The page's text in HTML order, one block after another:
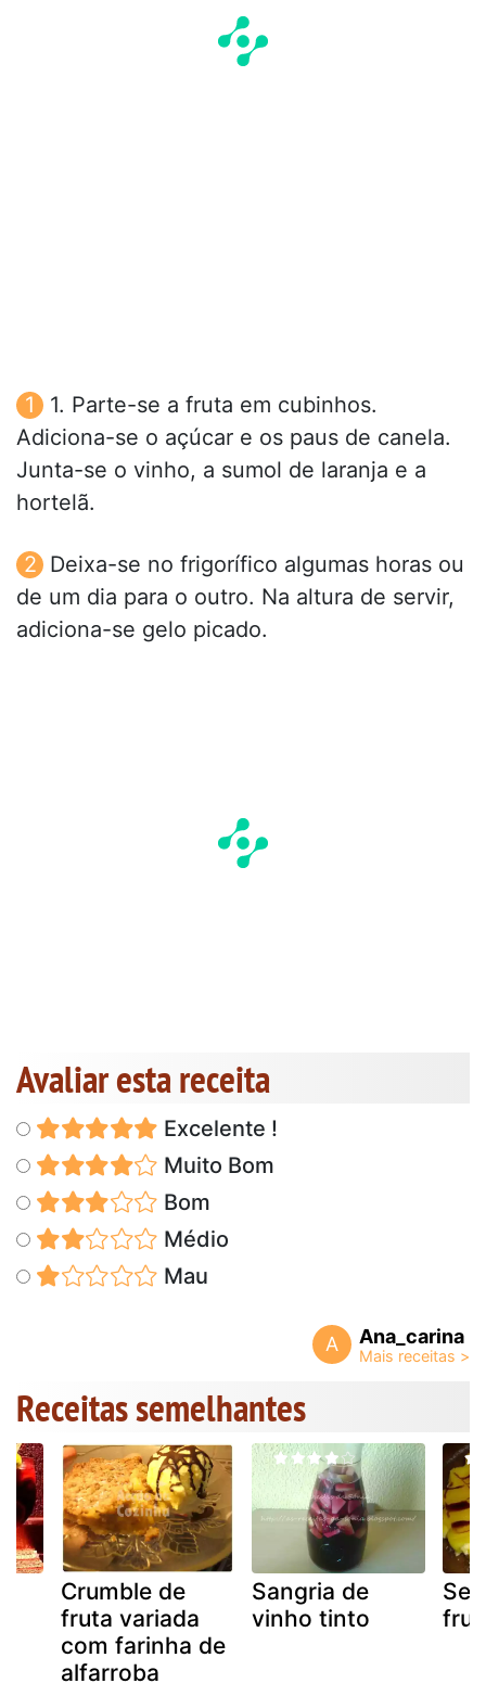
1. Parte-se a fruta em cubinhos.
Adiciona-se o açúcar e os paus de canela.
Junta-se o vinho, a sumol de laranja e a
hortelã.
Deixa-se no frigorífico algumas horas ou
de um dia para o outro. Na altura de servir,
adiciona-se gelo picado.
Avaliar esta receita
Excelente !
Muito Bom
Bom
Médio
Mau
A Ana_carina
Receitas semelhantes
Crumble de
fruta variada
com farinha de
alfarroba
Sangria de
vinho tinto